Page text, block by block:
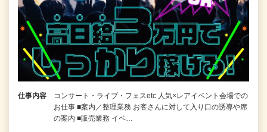
仕事内容
コンサート・ライブ・フェスetc 人気×レアイベント会場での
お仕事 ■案内／整理業務 お客さんに対して入り口の誘導や席
の案内 ■販売業務 イベ…